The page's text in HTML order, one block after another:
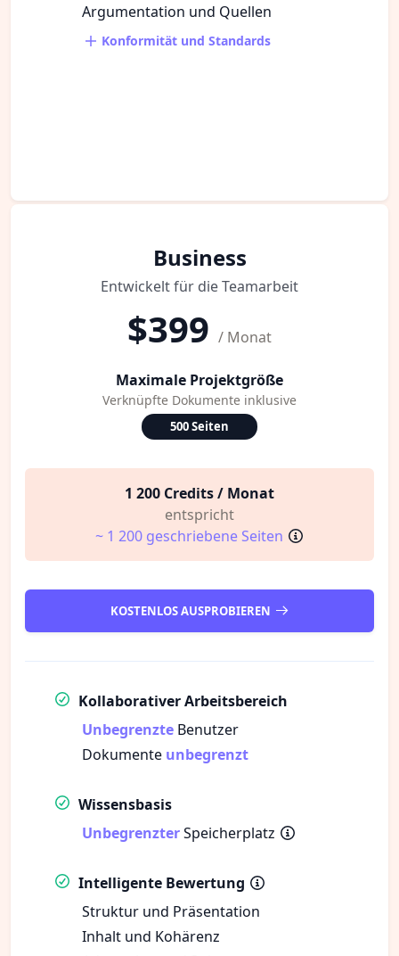
Argumentation und Quellen
Konformität und Standards
Business
Entwickelt für die Teamarbeit
$399 / Monat
Maximale Projektgröße
Verknüpfte Dokumente inklusive
500 Seiten
1 200 Credits / Monat
entspricht
~ 1 200 geschriebene Seiten
KOSTENLOS AUSPROBIEREN
Kollaborativer Arbeitsbereich
Unbegrenzte Benutzer
Dokumente unbegrenzt
Wissensbasis
UnbegrenzterSpeicherplatz
Intelligente Bewertung
Struktur und Präsentation
Inhalt und Kohärenz